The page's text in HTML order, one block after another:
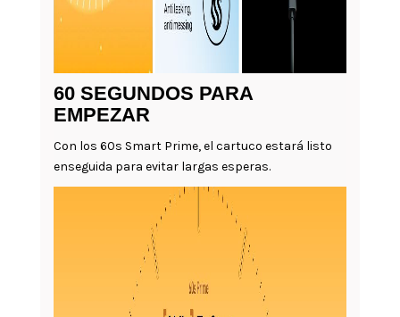
60 SEGUNDOS PARA
EMPEZAR
Con los 60s Smart Prime, el cartuco estará listo
enseguida para evitar largas esperas.